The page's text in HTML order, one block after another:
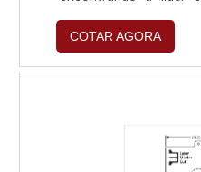
procura é por
portátil, com a
Serviços o cliente
CORTAR
Máquinas, Peças e
COTAR AGORA